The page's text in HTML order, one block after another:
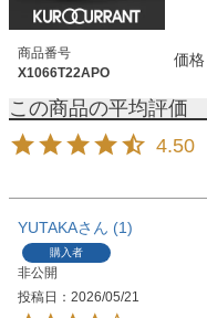
商品番号
X1066T22APO
価格
4.50
YUTAKA 1
購入者
非公開
投稿日
2026/05/21